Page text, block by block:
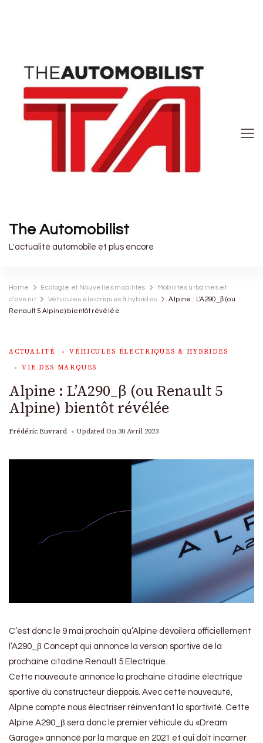
The Automobilist
L'actualité automobile et plus encore
Home Ecologie et Nouvelles mobilités
Mobilités urbaines et
d'avenir
Véhicules électriques & hybrides
Alpine : L’A290_β (ou
Renault 5 Alpine) bientôt révélée
ACTUALITÉ
VÉHICULES ÉLECTRIQUES & HYBRIDES
VIE DES MARQUES
Alpine : L’A290_β (ou Renault 5
Alpine) bientôt révélée
Frédéric Euvrard Updated On 30 Avril 2023
C’est donc le 9 mai prochain qu’Alpine dévoilera officiellement
l’A290_β Concept qui annonce la version sportive de la
prochaine citadine Renault 5 Electrique.
Cette nouveauté annonce la prochaine citadine électrique
sportive du constructeur dieppois. Avec cette nouveauté,
Alpine compte nous électriser réinventant la sportivité. Cette
Alpine A290_β sera donc le premier véhicule du «Dream
Garage» annoncé par la marque en 2021 et qui doit incarner